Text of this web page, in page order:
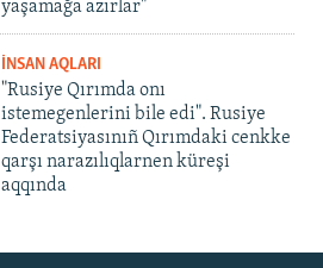
yaşamağa azırlar"
İNSAN AQLARI
"Rusiye Qırımda onı
istemegenlerini bile edi". Rusiye
Federatsiyasınıñ Qırımdaki cenkke
qarşı narazılıqlarnen küreşi
aqqında